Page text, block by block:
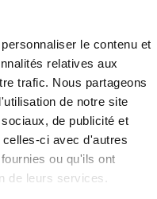
le contenu et
relatives aux
trafic. Nous partageons
de notre site
de publicité et
ci avec d'autres
ou qu'ils ont
de leurs services.
de payer.
LE NOUVEAU
dans vos processus
propose une IA
».
modèles d’IA